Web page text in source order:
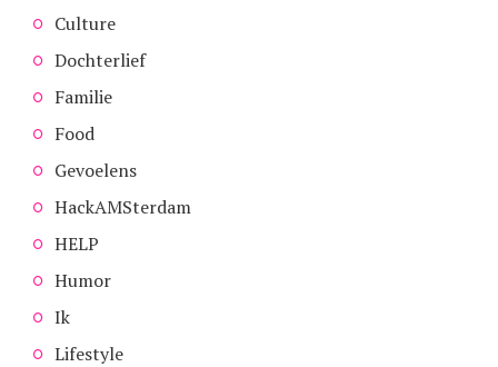
Culture
Dochterlief
Familie
Food
Gevoelens
HackAMSterdam
HELP
Humor
Ik
Lifestyle